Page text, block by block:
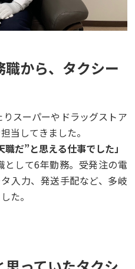
から、タクシー
スーパーやドラッグストア
当してきました。
職だ”と思える仕事でした」
として6年勤務。受発注の電
入力、発送手配など、多岐
た。